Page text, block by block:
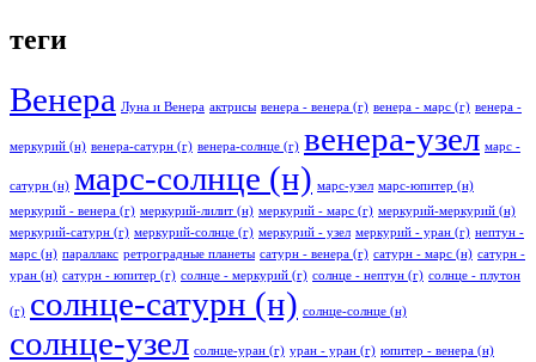
теги
Венера Луна и Венера актрисы венера - венера (г) венера - марс (г) венера -
меркурий (н) венера-сатурн (г) венера-солнце (г) венера-узел марс -
сатурн (н) марс-солнце (н) марс-узел марс-юпитер (н)
меркурий - венера (г) меркурий-лилит (н) меркурий - марс (г) меркурий-меркурий (н)
меркурий-сатурн (г) меркурий-солнце (г) меркурий - узел меркурий - уран (г) нептун -
марс (н) параллакс ретроградные планеты сатурн - венера (г) сатурн - марс (н) сатурн -
уран (н) сатурн - юпитер (г) солнце - меркурий (г) солнце - нептун (г) солнце - плутон
(г) солнце-сатурн (н) солнце-солнце (н)
солнце-узел солнце-уран (г) уран - уран (г) юпитер - венера (н)